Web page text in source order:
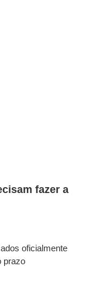
fazer a
oficialmente
prazo